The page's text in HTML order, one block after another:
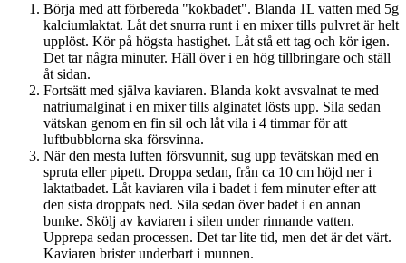
Börja med att förbereda "kokbadet". Blanda 1L vatten med 5g
kalciumlaktat. Låt det snurra runt i en mixer tills pulvret är helt
upplöst. Kör på högsta hastighet. Låt stå ett tag och kör igen.
Det tar några minuter. Häll över i en hög tillbringare och ställ
åt sidan.
Fortsätt med själva kaviaren. Blanda kokt avsvalnat te med
natriumalginat i en mixer tills alginatet lösts upp. Sila sedan
vätskan genom en fin sil och låt vila i 4 timmar för att
luftbubblorna ska försvinna.
När den mesta luften försvunnit, sug upp tevätskan med en
spruta eller pipett. Droppa sedan, från ca 10 cm höjd ner i
laktatbadet. Låt kaviaren vila i badet i fem minuter efter att
den sista droppats ned. Sila sedan över badet i en annan
bunke. Skölj av kaviaren i silen under rinnande vatten.
Upprepa sedan processen. Det tar lite tid, men det är det värt.
Kaviaren brister underbart i munnen.